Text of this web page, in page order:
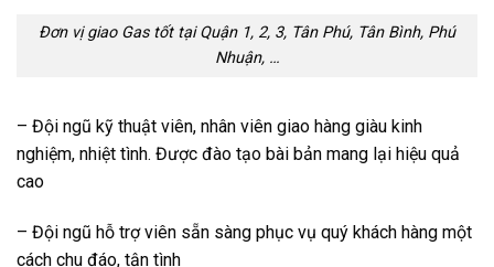
Đơn vị giao Gas tốt tại Quận 1, 2, 3, Tân Phú, Tân Bình, Phú
Nhuận, …
– Đội ngũ kỹ thuật viên, nhân viên giao hàng giàu kinh
nghiệm, nhiệt tình. Được đào tạo bài bản mang lại hiệu quả
cao
– Đội ngũ hỗ trợ viên sẵn sàng phục vụ quý khách hàng một
cách chu đáo, tận tình